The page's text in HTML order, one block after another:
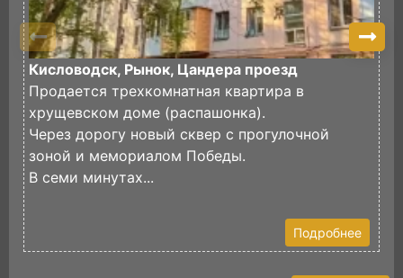
Кисловодск, Рынок, Цандера проезд
Продается трехкомнатная квартира в
хрущевском доме (распашонка).
Через дорогу новый сквер с прогулочной
зоной и мемориалом Победы.
В семи минутах...
Подробнее